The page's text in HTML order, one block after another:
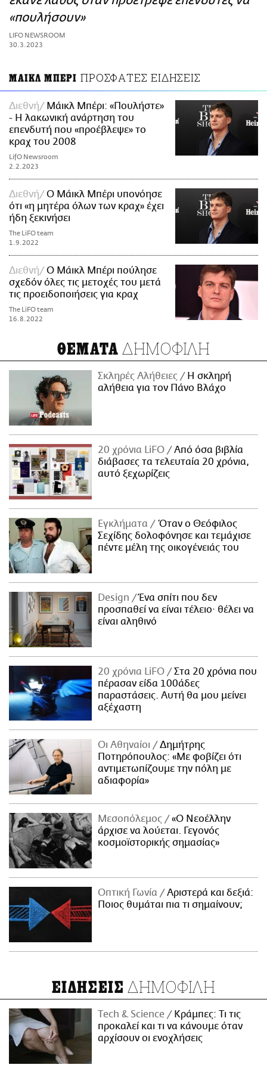
ΑΜΠΑ
PRINT
«πουλήσουν»
LIFO NEWSROOM
30.3.2023
ΜΑΙΚΛ ΜΠΕΡΙ ΠΡΟΣΦΑΤΕΣ ΕΙΔΗΣΕΙΣ
Διεθνή
Μάικλ Μπέρι: «Πουλήστε»
- Η λακωνική ανάρτηση του
επενδυτή που «προέβλεψε» το
κραχ του 2008
LifO Newsroom
2.2.2023
Διεθνή
Ο Μάικλ Μπέρι υπονόησε
ότι «η μητέρα όλων των κραχ» έχει
ήδη ξεκινήσει
The LiFO team
1.9.2022
Διεθνή
Ο Μάικλ Μπέρι πούλησε
σχεδόν όλες τις μετοχές του μετά
τις προειδοποιήσεις για κραχ
The LiFO team
16.8.2022
ΘΕΜΑΤΑ ΔΗΜΟΦΙΛΗ
Σκληρές Αλήθειες
H σκληρή
αλήθεια για τον Πάνο Βλάχο
20 χρόνια LiFO
Από όσα βιβλία
διάβασες τα τελευταία 20 χρόνια,
αυτό ξεχωρίζεις
Εγκλήματα
Όταν ο Θεόφιλος
Σεχίδης δολοφόνησε και τεμάχισε
πέντε μέλη της οικογένειάς του
Design
Ένα σπίτι που δεν
προσπαθεί να είναι τέλειο· θέλει να
είναι αληθινό
20 χρόνια LiFO
Στα 20 χρόνια που
πέρασαν είδα 100άδες
παραστάσεις. Αυτή θα μου μείνει
αξέχαστη
Οι Αθηναίοι
Δημήτρης
Ποτηρόπουλος: «Με φοβίζει ότι
αντιμετωπίζουμε την πόλη με
αδιαφορία»
Μεσοπόλεμος
«Ο Νεοέλλην
άρχισε να λούεται. Γεγονός
κοσμοϊστορικής σημασίας»
Οπτική Γωνία
Αριστερά και δεξιά:
Ποιος θυμάται πια τι σημαίνουν;
ΕΙΔΗΣΕΙΣ ΔΗΜΟΦΙΛΗ
Τech & Science
Κράμπες: Τι τις
προκαλεί και τι να κάνουμε όταν
αρχίσουν οι ενοχλήσεις